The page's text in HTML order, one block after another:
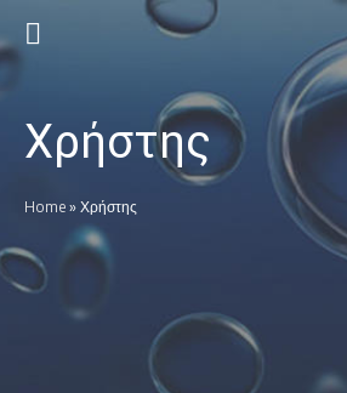
Χρήστης
Home » Χρήστης